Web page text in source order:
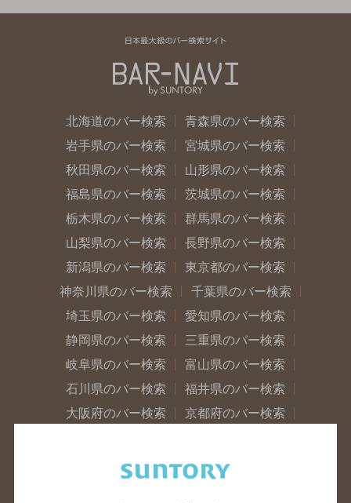
北海道のバー検索
青森県のバー検索
岩手県のバー検索
宮城県のバー検索
秋田県のバー検索
山形県のバー検索
福島県のバー検索
茨城県のバー検索
栃木県のバー検索
群馬県のバー検索
山梨県のバー検索
長野県のバー検索
新潟県のバー検索
東京都のバー検索
神奈川県のバー検索
千葉県のバー検索
埼玉県のバー検索
愛知県のバー検索
静岡県のバー検索
三重県のバー検索
岐阜県のバー検索
富山県のバー検索
石川県のバー検索
福井県のバー検索
大阪府のバー検索
京都府のバー検索
滋賀県のバー検索
和歌山県のバー検索